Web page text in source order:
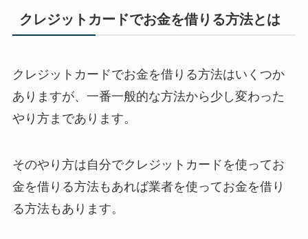
クレジットカードでお金を借りる方法とは
クレジットカードでお金を借りる方法はいくつか
ありますが、一番一般的な方法から少し変わった
やり方まであります。
そのやり方は自分でクレジットカードを使ってお
金を借りる方法もあれば業者を使ってお金を借り
る方法もあります。